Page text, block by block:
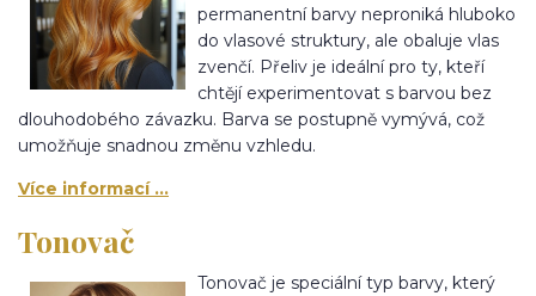
permanentní barvy neproniká hluboko
do vlasové struktury, ale obaluje vlas
zvenčí. Přeliv je ideální pro ty, kteří
chtějí experimentovat s barvou bez
dlouhodobého závazku. Barva se postupně vymývá, což
umožňuje snadnou změnu vzhledu.
Více informací ...
Tonovač
Tonovač je speciální typ barvy, který